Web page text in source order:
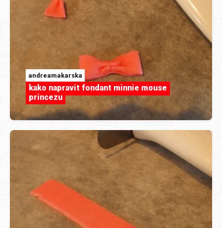
andreamakarska
kako napravit fondant minnie mouse
princezu